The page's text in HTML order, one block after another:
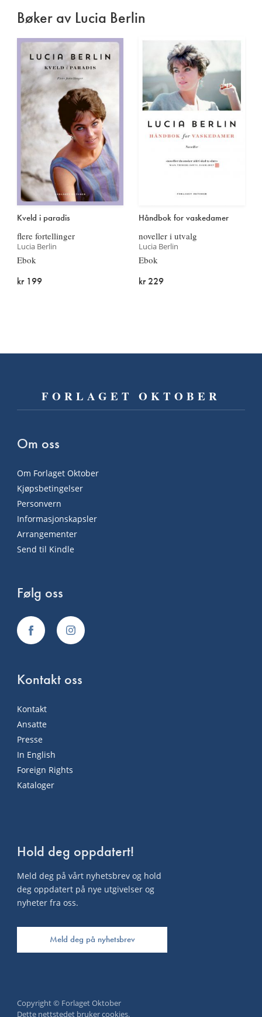
Bøker av Lucia Berlin
Kveld i paradis
flere fortellinger
Lucia Berlin
Ebok
kr 199
Håndbok for vaskedamer
noveller i utvalg
Lucia Berlin
Ebok
kr 229
FORLAGET OKTOBER
Om oss
Om Forlaget Oktober
Kjøpsbetingelser
Personvern
Informasjonskapsler
Arrangementer
Send til Kindle
Følg oss
Kontakt oss
Kontakt
Ansatte
Presse
In English
Foreign Rights
Kataloger
Hold deg oppdatert!
Meld deg på vårt nyhetsbrev og hold
deg oppdatert på nye utgivelser og
nyheter fra oss.
Meld deg på nyhetsbrev
Copyright © Forlaget Oktober
Dette nettstedet bruker cookies.